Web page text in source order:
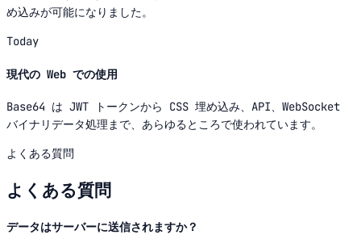
め込みが可能になりました。
Today
現代の Web での使用
Base64 は JWT トークンから CSS 埋め込み、API、WebSocket
バイナリデータ処理まで、あらゆるところで使われています。
よくある質問
よくある質問
データはサーバーに送信されますか？